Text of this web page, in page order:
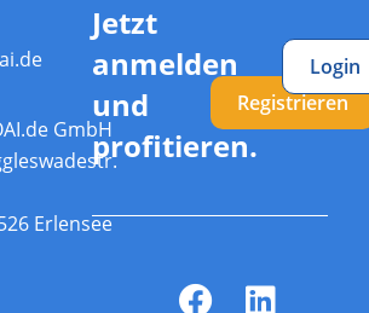
GmbH
Erlensee
Jetzt
anmelden
und
profitieren.
Registrieren
Login